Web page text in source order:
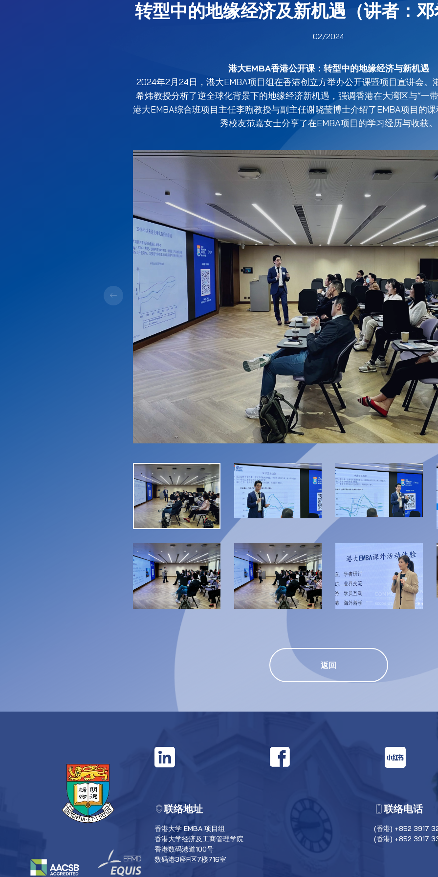
转型中的地缘经济及新机遇（讲者：
02/2024
港大EMBA香港公开课：转型中的地缘经济与新机遇
2024年2月24日，港大EMBA项目组在香港创立方举办公开课暨项目宣讲会。
希炜教授分析了逆全球化背景下的地缘经济新机遇，强调香港在大湾区与“一
港大EMBA综合班项目主任李煦教授与副主任谢晓莹博士介绍了EMBA项目的
秀校友范嘉女士分享了在EMBA项目的学习经历与收获。
返回
联络地址
香港大学 EMBA 项目组
香港大学经济及工商管理学院
香港数码港道100号
数码港3座F区7楼716室
联络电话
(香港) +852 3917
(香港) +852 3917